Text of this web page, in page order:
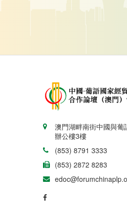
澳門湖畔南街中國與
辦公樓3樓
(853) 8791 3333
(853) 2872 8283